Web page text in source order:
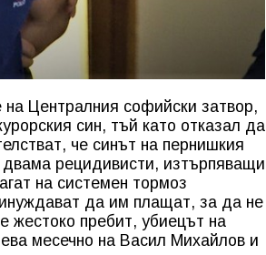
Централния софийски затвор,
син, тъй като отказал да
че синът на пернишкия
рецидивисти, изтърпяващи
на системен тормоз
да им плащат, за да не
жестоко пребит, убиецът на
месечно на Васил Михайлов и